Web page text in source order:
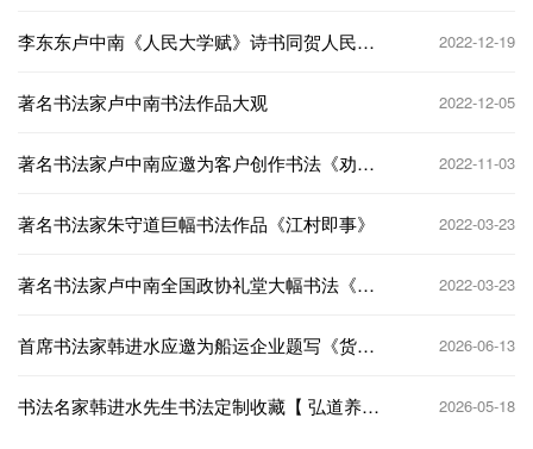
李东东卢中南《人民大学赋》诗书同贺人民大
2022-12-19
著名书法家卢中南书法作品大观 2022-12-05
著名书法家卢中南应邀为客户创作书法《劝
2022-11-03
著名书法家朱守道巨幅书法作品《江村即事》 2022-03-23
著名书法家卢中南全国政协礼堂大幅书法《兰
2022-03-23
首席书法家韩进水应邀为船运企业题写《货如
2026-06-13
书法名家韩进水先生书法定制收藏【 弘道养
2026-05-18